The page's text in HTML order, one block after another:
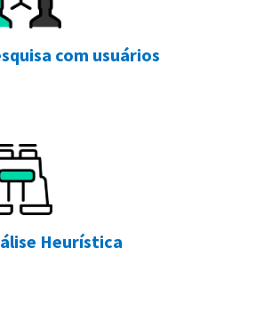
com usuários
Heurística